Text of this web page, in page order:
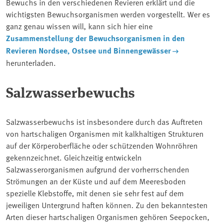
wichtigsten Bewuchsorganismen werden vorgestellt. Wer es
ganz genau wissen will, kann sich hier eine
Zusammenstellung der Bewuchsorganismen in den
Revieren Nordsee, Ostsee und Binnengewässer
herunterladen.
Salzwasserbewuchs
Salzwasserbewuchs ist insbesondere durch das Auftreten
von hartschaligen Organismen mit kalkhaltigen Strukturen
auf der Körperoberfläche oder schützenden Wohnröhren
gekennzeichnet. Gleichzeitig entwickeln
Salzwasserorganismen aufgrund der vorherrschenden
Strömungen an der Küste und auf dem Meeresboden
spezielle Klebstoffe, mit denen sie sehr fest auf dem
jeweiligen Untergrund haften können. Zu den bekanntesten
Arten dieser hartschaligen Organismen gehören Seepocken,